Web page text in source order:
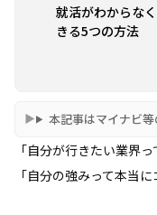
就活がわからな
きる5つの方法
本記事はマイナビ
「自分が行きたい業界っ
「自分の強みって本当に